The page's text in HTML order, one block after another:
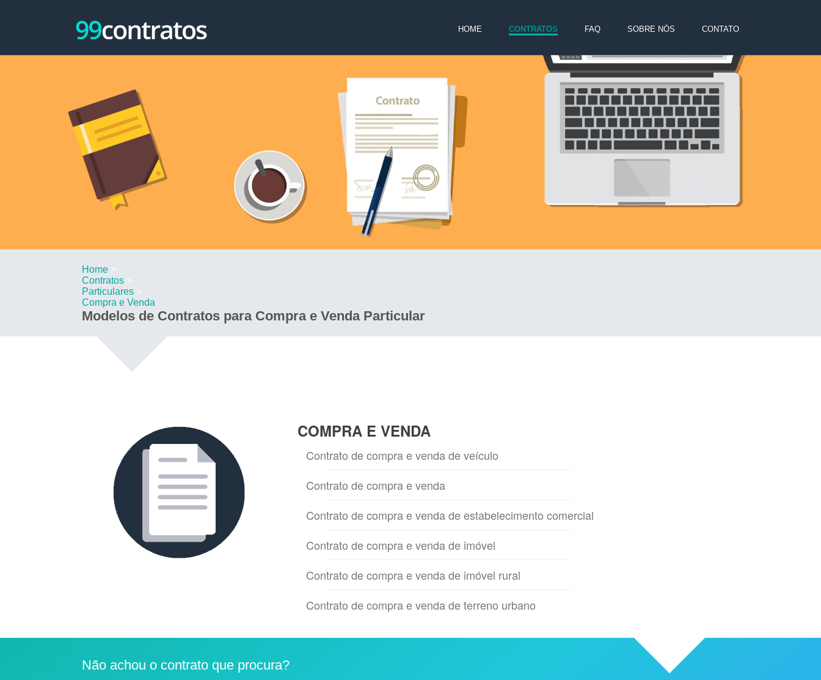
HOME CONTRATOS FAQ SOBRE NÓS CONTATO
Home >
Contratos >
Particulares >
Compra e Venda
Modelos de Contratos para Compra e Venda Particular
COMPRA E VENDA
Contrato de compra e venda de veículo
Contrato de compra e venda
Contrato de compra e venda de estabelecimento comercial
Contrato de compra e venda de imóvel
Contrato de compra e venda de imóvel rural
Contrato de compra e venda de terreno urbano
Não achou o contrato que procura?